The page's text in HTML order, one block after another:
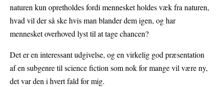
naturen kun opretholdes fordi mennesket holdes væk fra naturen,
hvad vil der så ske hvis man blander dem igen, og har
mennesket overhoved lyst til at tage chancen?
Det er en interessant udgivelse, og en virkelig god præsentation
af en subgenre til science fiction som nok for mange vil være ny,
det var den i hvert fald for mig.